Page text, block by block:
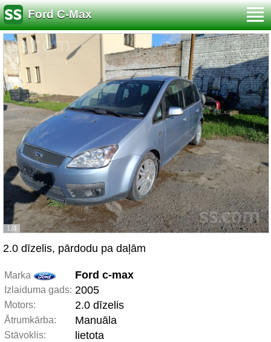
Ford C-Max
1/4
2.0 dīzelis, pārdodu pa daļām
Marka Ford c-max
Izlaiduma gads: 2005
Motors: 2.0 dīzelis
Ātrumkārba: Manuāla
Stāvoklis: lietota